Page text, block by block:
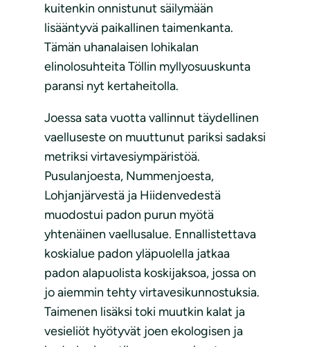
kuitenkin onnistunut säilymään
lisääntyvä paikallinen taimenkanta.
Tämän uhanalaisen lohikalan
elinolosuhteita Töllin myllyosuuskunta
paransi nyt kertaheitolla.
Joessa sata vuotta vallinnut täydellinen
vaelluseste on muuttunut pariksi sadaksi
metriksi virtavesiympäristöä.
Pusulanjoesta, Nummenjoesta,
Lohjanjärvestä ja Hiidenvedestä
muodostui padon purun myötä
yhtenäinen vaellusalue. Ennallistettava
koskialue padon yläpuolella jatkaa
padon alapuolista koskijaksoa, jossa on
jo aiemmin tehty virtavesikunnostuksia.
Taimenen lisäksi toki muutkin kalat ja
vesieliöt hyötyvät joen ekologisen ja